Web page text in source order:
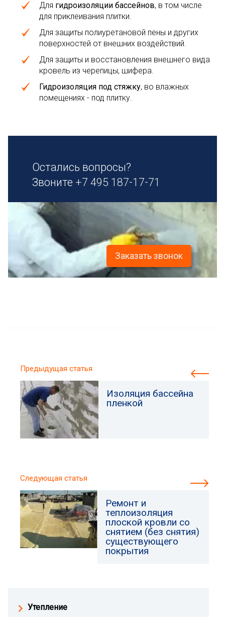
Для гидроизоляции бассейнов, в том числе
для приклеивания плитки.
Для защиты полиуретановой пены и других
поверхностей от внешних воздействий.
Для защиты и восстановления внешнего вида
кровель из черепицы, шифера.
Гидроизоляция под стяжку, во влажных
помещениях - под плитку.
Остались вопросы?
Звоните +7 495 187-17-71
Заказать звонок
Утепление
Предыдущая статья
Изоляция бассейна
пленкой
Следующая статья
Ремонт и
теплоизоляция
плоской кровли со
снятием (без снятия)
существующего
покрытия